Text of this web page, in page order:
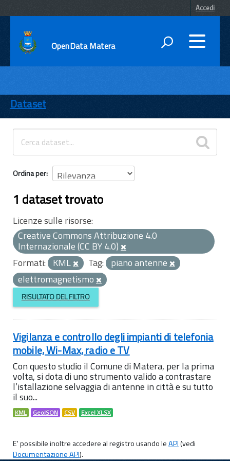
Accedi
OpenData Matera
ENTI
TEMI
INFORMAZIONI
Dataset
Ordina per
1 dataset trovato
Licenze sulle risorse:
Creative Commons Attribuzione 4.0
Internazionale (CC BY 4.0)
Formati: KML Tag: piano antenne
elettromagnetismo
RISULTATO DEL FILTRO
Vigilanza e controllo degli impianti di telefonia
mobile, Wi-Max, radio e TV
Con questo studio il Comune di Matera, per la prima
volta, si dota di uno strumento valido a contrastare
l’istallazione selvaggia di antenne in città e su tutto
il suo...
KML GeoJSON CSV Excel XLSX
E' possibile inoltre accedere al registro usando leAPI(vedi
Documentazione API).